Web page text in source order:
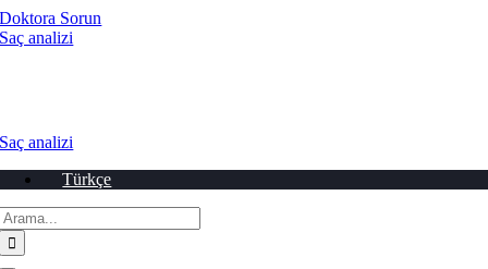
İçeriğe
geç
Doktora Sorun
Saç analizi
Saç analizi
Türkçe